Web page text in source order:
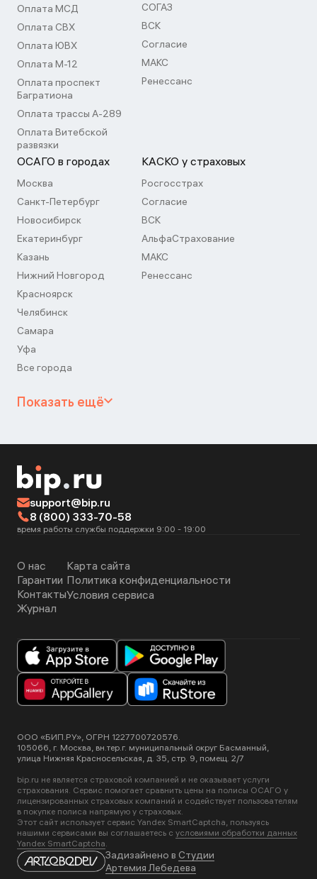
Оплата МСД
Оплата СВХ
Оплата ЮВХ
Оплата М-12
Оплата проспект
Багратиона
Оплата трассы А-289
Оплата Витебской
развязки
СОГАЗ
ВСК
Согласие
МАКС
Ренессанс
ОСАГО в городах
Москва
Санкт-Петербург
Новосибирск
Екатеринбург
Казань
Нижний Новгород
Красноярск
Челябинск
Самара
Уфа
Все города
КАСКО у страховых
Росгосстрах
Согласие
ВСК
АльфаСтрахование
МАКС
Ренессанс
Показать ещё
support@bip.ru
8 (800) 333-70-58
время работы службы поддержки 9:00 - 19:00
О нас
Гарантии
Контакты
Журнал
Карта сайта
Политика конфиденциальности
Условия сервиса
ООО «БИП.РУ», ОГРН 1227700720576.
105066, г. Москва, вн.тер.г. муниципальный округ Басманный,
улица Нижняя Красносельская, д. 35, стр. 9, помещ. 2/7
bip.ru не является страховой компанией и не оказывает услуги
страхования. Сервис помогает сравнить цены на полисы ОСАГО у
лицензированных страховых компаний и содействует пользователям
в покупке полиса напрямую у страховых.
Этот сайт использует сервис Yandex SmartCaptcha, пользуясь
нашими сервисами вы соглашаетесь с условиями обработки данных
Yandex SmartCaptcha.
Задизайнено в Студии
Артемия Лебедева